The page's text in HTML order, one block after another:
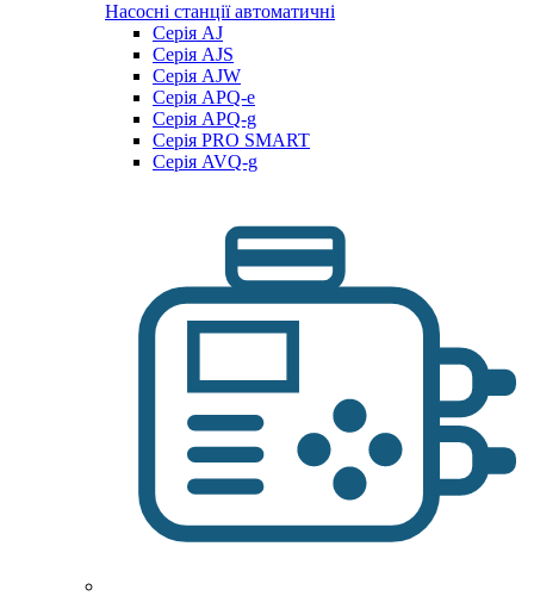
Насосні станції автоматичні
Серія AJ
Серія AJS
Серія AJW
Серія APQ-e
Серія APQ-g
Серія PRO SMART
Серія AVQ-g